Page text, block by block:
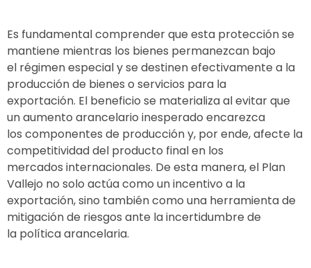
Es fundamental comprender que esta protección se
mantiene mientras los bienes permanezcan bajo
el régimen especial y se destinen efectivamente a la
producción de bienes o servicios para la
exportación. El beneficio se materializa al evitar que
un aumento arancelario inesperado encarezca
los componentes de producción y, por ende, afecte la
competitividad del producto final en los
mercados internacionales. De esta manera, el Plan
Vallejo no solo actúa como un incentivo a la
exportación, sino también como una herramienta de
mitigación de riesgos ante la incertidumbre de
la política arancelaria.